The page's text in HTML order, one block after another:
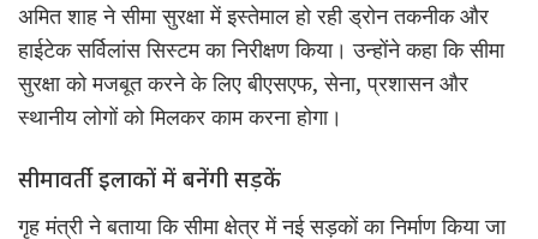
अमित शाह ने सीमा सुरक्षा में इस्तेमाल हो रही ड्रोन तकनीक और
हाईटेक सर्विलांस सिस्टम का निरीक्षण किया। उन्होंने कहा कि सीमा
सुरक्षा को मजबूत करने के लिए बीएसएफ, सेना, प्रशासन और
स्थानीय लोगों को मिलकर काम करना होगा।
सीमावर्ती इलाकों में बनेंगी सड़कें
गृह मंत्री ने बताया कि सीमा क्षेत्र में नई सड़कों का निर्माण किया जा